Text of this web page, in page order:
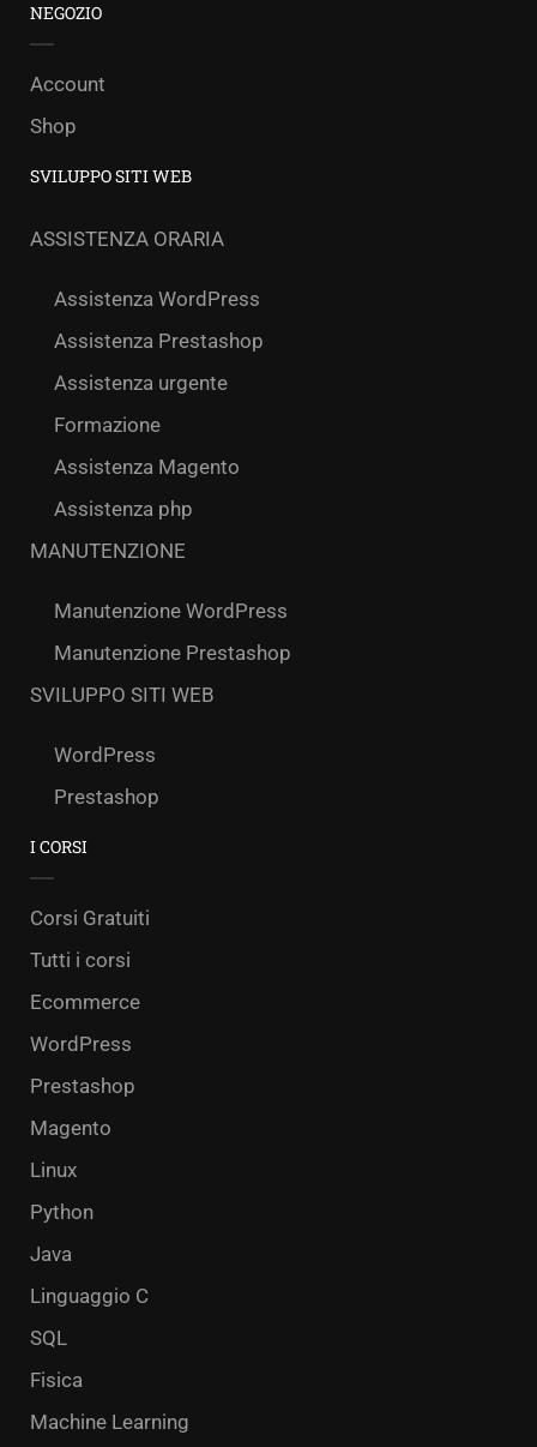
NEGOZIO
Account
Shop
SVILUPPO SITI WEB
ASSISTENZA ORARIA
Assistenza WordPress
Assistenza Prestashop
Assistenza urgente
Formazione
Assistenza Magento
Assistenza php
MANUTENZIONE
Manutenzione WordPress
Manutenzione Prestashop
SVILUPPO SITI WEB
WordPress
Prestashop
I CORSI
Corsi Gratuiti
Tutti i corsi
Ecommerce
WordPress
Prestashop
Magento
Linux
Python
Java
Linguaggio C
SQL
Fisica
Machine Learning